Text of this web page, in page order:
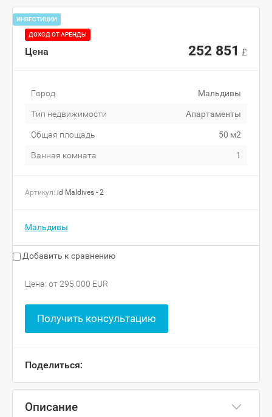
ИНВЕСТИЦИИ
ДОХОД ОТ АРЕНДЫ
Цена 252 851 £
Город Мальдивы
Тип недвижимости Апартаменты
Общая площадь 50 м2
Ванная комната 1
Артикул: id Maldives - 2
Мальдивы
Добавить к сравнению
Цена: от 295.000 EUR
Получить консультацию
Поделиться:
Описание